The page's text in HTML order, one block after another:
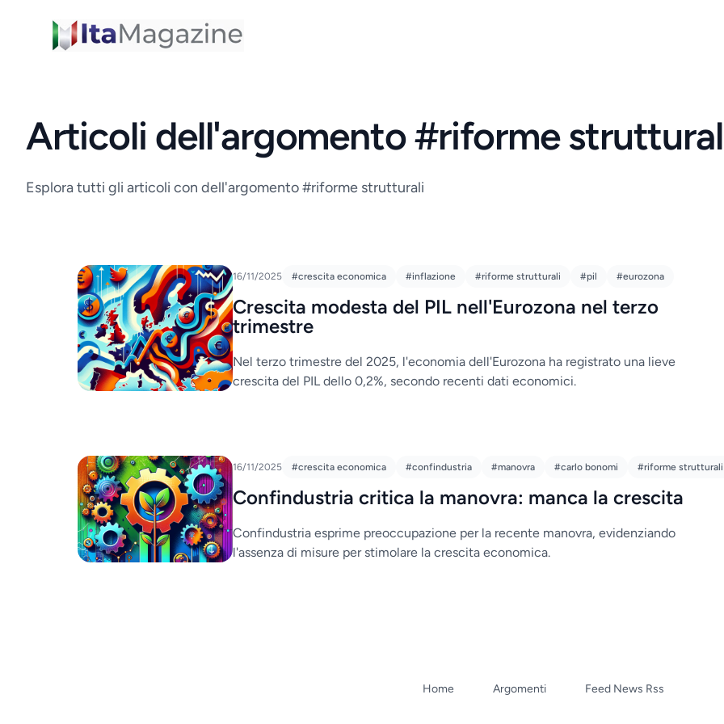
ItaMagazine
Articoli dell'argomento #riforme
Esplora tutti gli articoli con dell'argomento #riforme strutturali
16/11/2025 #crescita economica #inflazione #riforme strutturali #pil #eurozona
Crescita modesta del PIL nell'Eurozona nel terzo
trimestre
Nel terzo trimestre del 2025, l'economia dell'Eurozona ha registrato una lieve
crescita del PIL dello 0,2%, secondo recenti dati economici.
16/11/2025 #crescita economica #confindustria #manovra #carlo bonomi #riforme strutturali
Confindustria critica la manovra: manca la crescita
Confindustria esprime preoccupazione per la recente manovra, evidenziando
l'assenza di misure per stimolare la crescita economica.
Home Argomenti Feed News Rss